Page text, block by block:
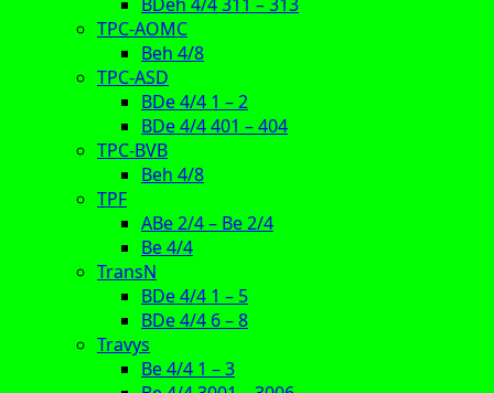
TPC-AOMC
Beh 4/8
TPC-ASD
BDe 4/4 1 – 2
BDe 4/4 401 – 404
TPC-BVB
Beh 4/8
TPF
ABe 2/4 – Be 2/4
Be 4/4
TransN
BDe 4/4 1 – 5
BDe 4/4 6 – 8
Travys
Be 4/4 1 – 3